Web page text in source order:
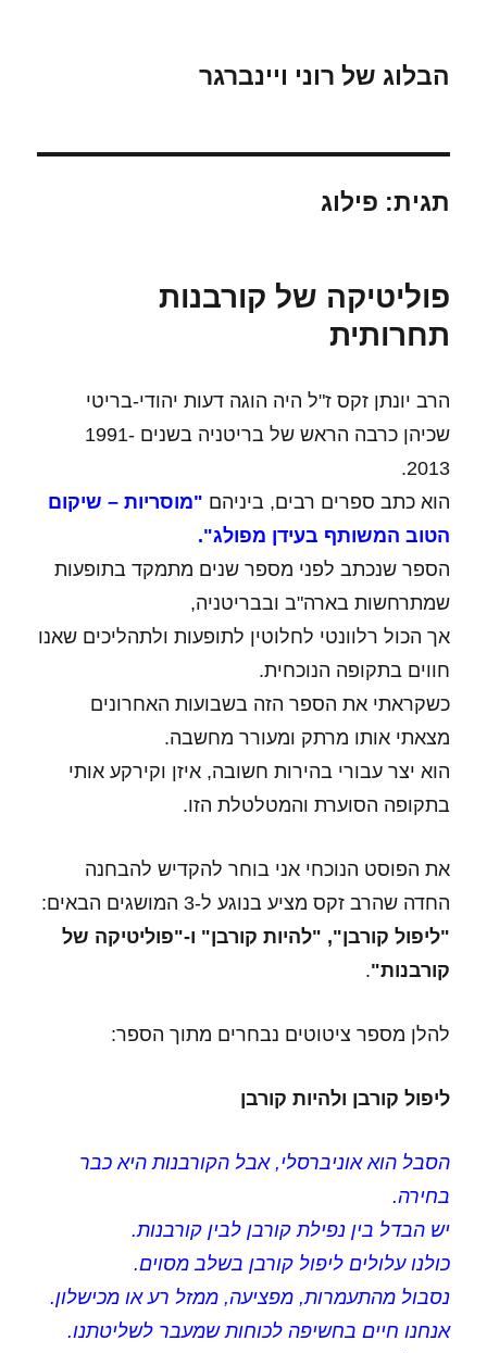
הבלוג של רוני ויינברגר
תגית: פילוג
פוליטיקה של קורבנות
תחרותית
הרב יונתן זקס ז"ל היה הוגה דעות יהודי-בריטי
שכיהן כרבה הראש של בריטניה בשנים 1991-
2013.
הוא כתב ספרים רבים, ביניהם "מוסריות – שיקום
הטוב המשותף בעידן מפולג".
הספר שנכתב לפני מספר שנים מתמקד בתופעות
שמתרחשות בארה"ב ובבריטניה,
אך הכול רלוונטי לחלוטין לתופעות ולתהליכים שאנו
חווים בתקופה הנוכחית.
כשקראתי את הספר הזה בשבועות האחרונים
מצאתי אותו מרתק ומעורר מחשבה.
הוא יצר עבורי בהירות חשובה, איזן וקירקע אותי
בתקופה הסוערת והמטלטלת הזו.
את הפוסט הנוכחי אני בוחר להקדיש להבחנה
החדה שהרב זקס מציע בנוגע ל-3 המושגים הבאים:
"ליפול קורבן", "להיות קורבן" ו-"פוליטיקה של
קורבנות".
להלן מספר ציטוטים נבחרים מתוך הספר:
ליפול קורבן ולהיות קורבן
הסבל הוא אוניברסלי, אבל הקורבנות היא כבר
בחירה.
יש הבדל בין נפילת קורבן לבין קורבנות.
כולנו עלולים ליפול קורבן בשלב מסוים.
נסבול מהתעמרות, מפציעה, ממזל רע או מכישלון.
אנחנו חיים בחשיפה לכוחות שמעבר לשליטתנו.